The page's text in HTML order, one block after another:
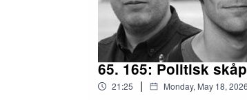
65. 165: Politisk
21:25 | Monday, May 18, 2026